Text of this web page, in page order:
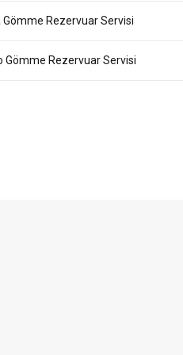
Gömme Rezervuar Servisi
Gömme Rezervuar Servisi